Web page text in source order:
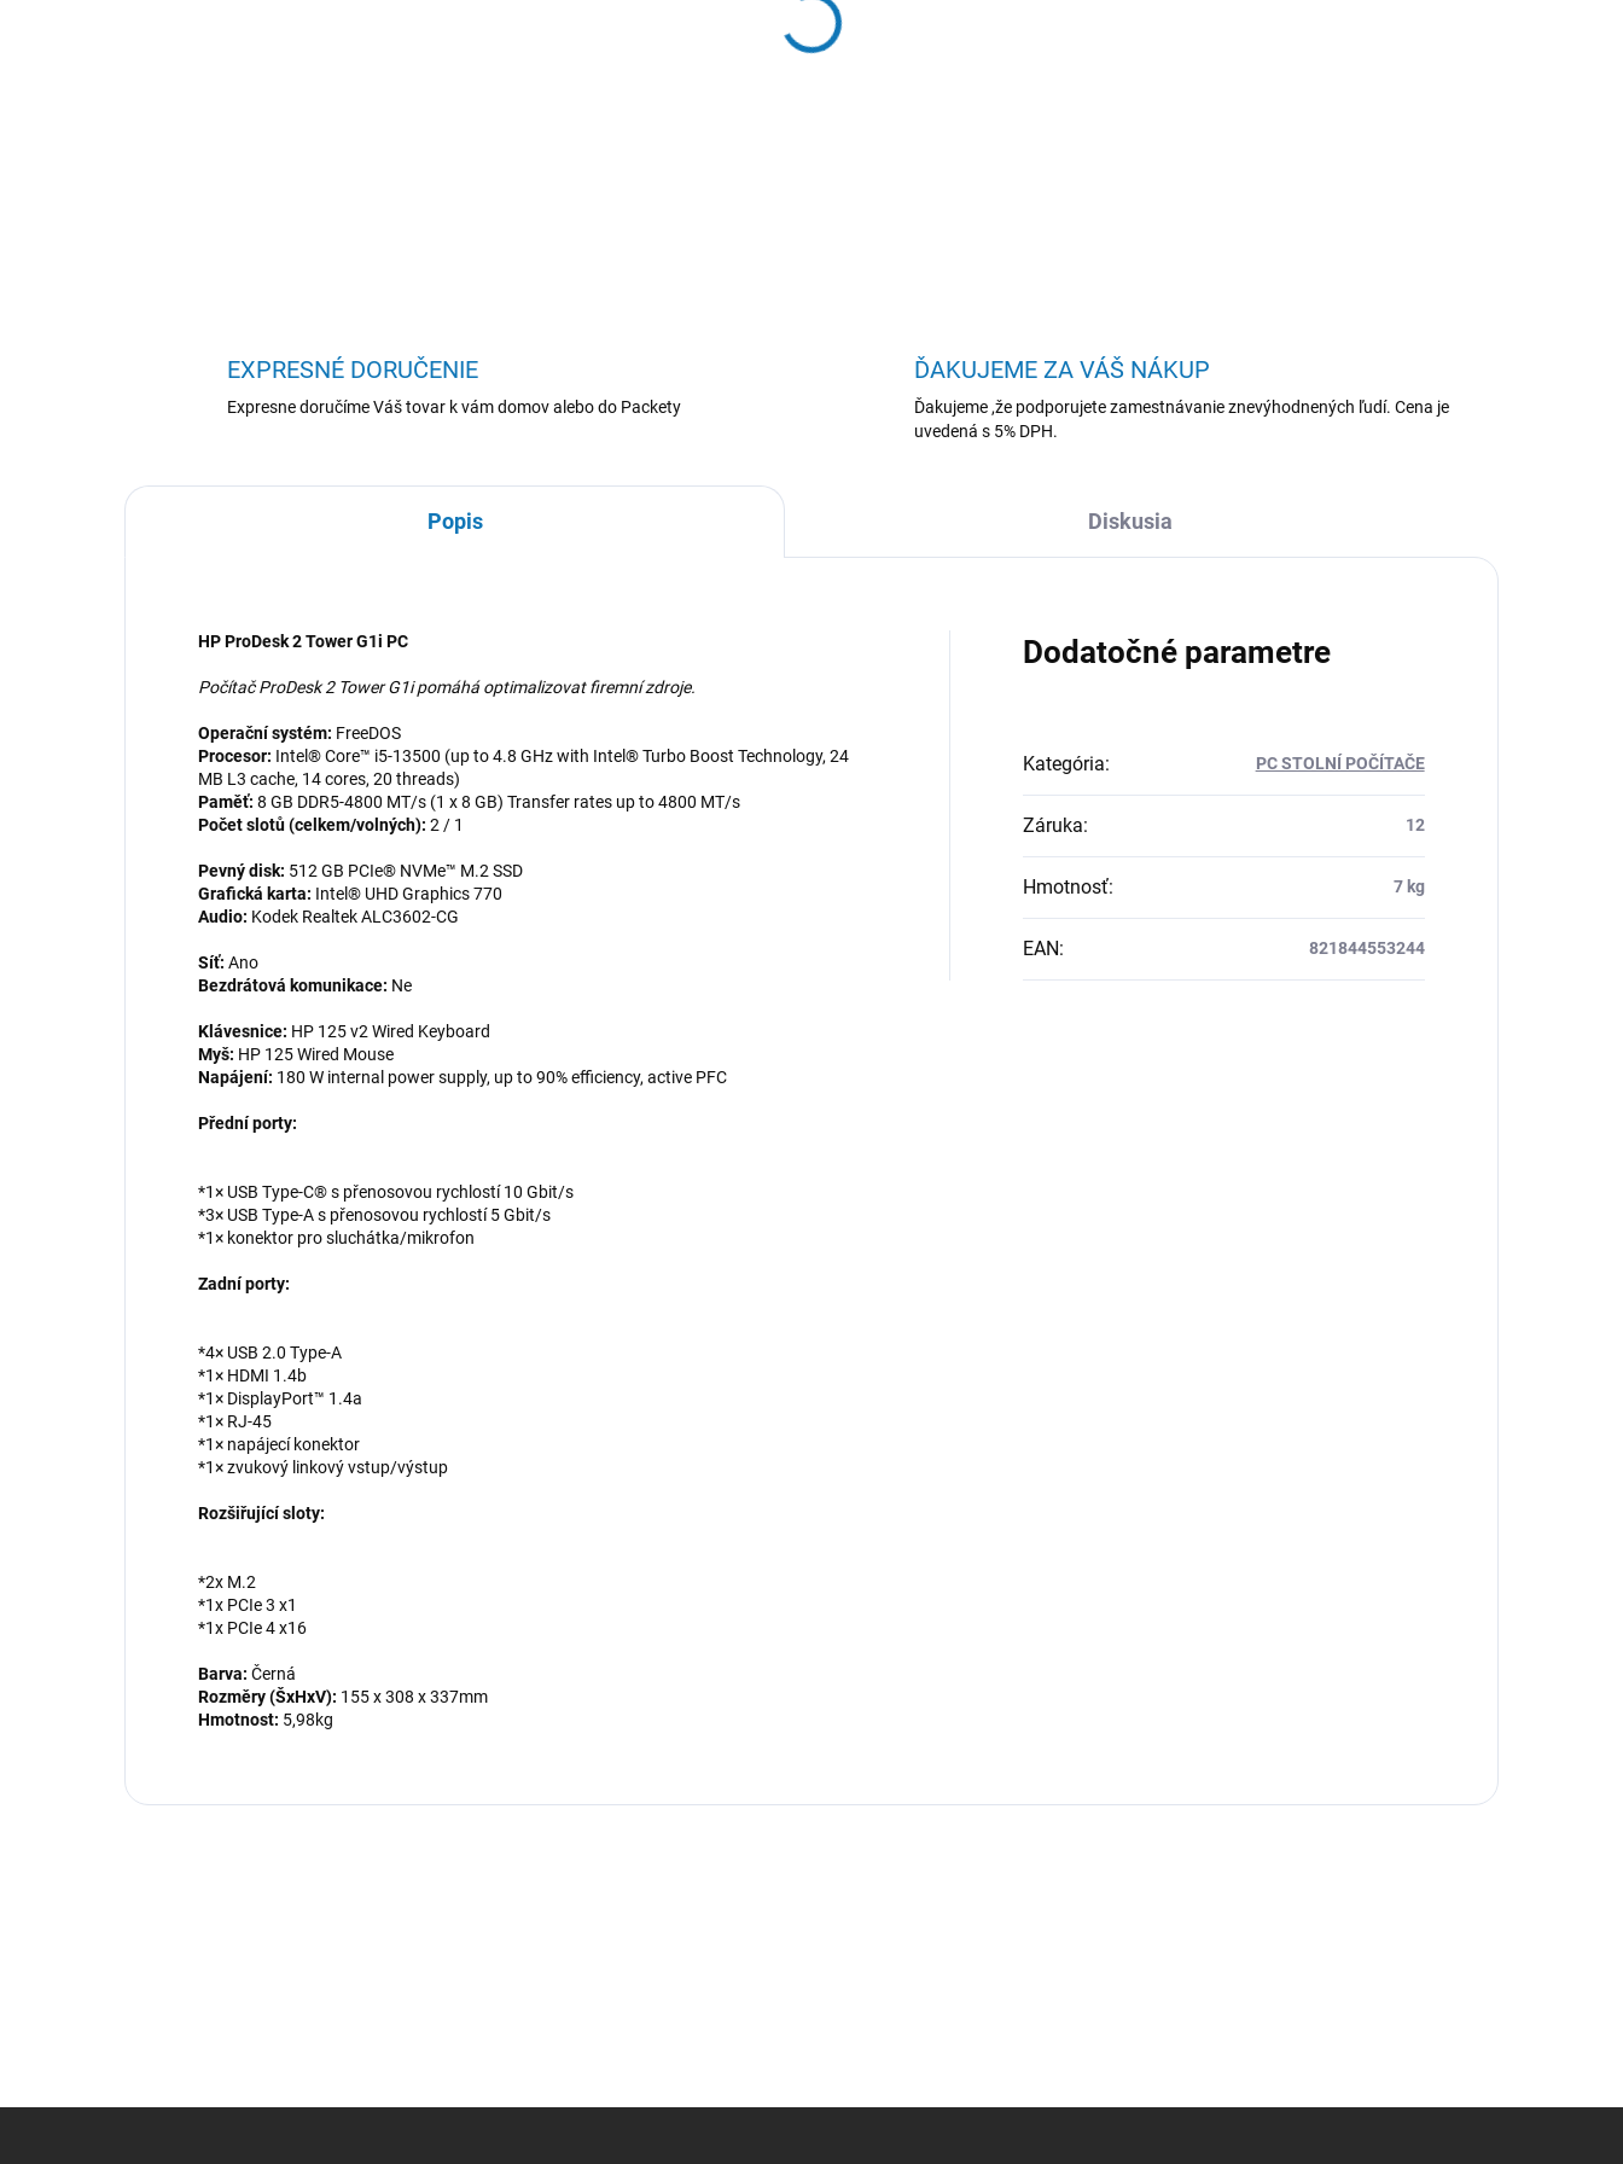
EXPRESNÉ DORUČENIE
Expresne doručíme Váš tovar k vám domov alebo do Packety
ĎAKUJEME ZA VÁŠ NÁKUP
Ďakujeme ,že podporujete zamestnávanie znevýhodnených ľudí. Cena je
uvedená s 5% DPH.
Popis Diskusia
HP ProDesk 2 Tower G1i PC
Počítač ProDesk 2 Tower G1i pomáhá optimalizovat firemní zdroje.
Operační systém: FreeDOS
Procesor: Intel® Core™ i5-13500 (up to 4.8 GHz with Intel® Turbo Boost Technology, 24
MB L3 cache, 14 cores, 20 threads)
Paměť: 8 GB DDR5-4800 MT/s (1 x 8 GB) Transfer rates up to 4800 MT/s
Počet slotů (celkem/volných): 2 / 1
Pevný disk: 512 GB PCIe® NVMe™ M.2 SSD
Grafická karta: Intel® UHD Graphics 770
Audio: Kodek Realtek ALC3602-CG
Síť: Ano
Bezdrátová komunikace: Ne
Klávesnice: HP 125 v2 Wired Keyboard
Myš: HP 125 Wired Mouse
Napájení: 180 W internal power supply, up to 90% efficiency, active PFC
Přední porty:
*1× USB Type-C® s přenosovou rychlostí 10 Gbit/s
*3× USB Type-A s přenosovou rychlostí 5 Gbit/s
*1× konektor pro sluchátka/mikrofon
Zadní porty:
*4× USB 2.0 Type-A
*1× HDMI 1.4b
*1× DisplayPort™ 1.4a
*1× RJ-45
*1× napájecí konektor
*1× zvukový linkový vstup/výstup
Rozšiřující sloty:
*2x M.2
*1x PCIe 3 x1
*1x PCIe 4 x16
Barva: Černá
Rozměry (ŠxHxV): 155 x 308 x 337mm
Hmotnost: 5,98kg
Dodatočné parametre
Kategória: PC STOLNÍ POČÍTAČE
Záruka: 12
Hmotnosť: 7 kg
EAN: 821844553244